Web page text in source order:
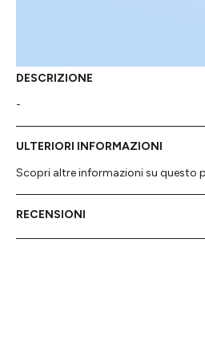
DESCRIZIONE
-
ULTERIORI INFORMAZIONI
Scopri altre informazioni su questo
RECENSIONI